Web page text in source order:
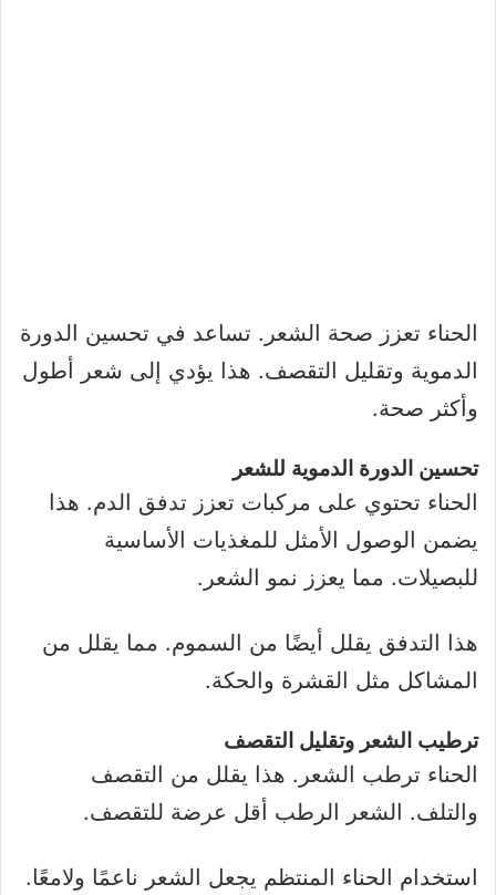
الحناء تعزز صحة الشعر. تساعد في تحسين الدورة
الدموية وتقليل التقصف. هذا يؤدي إلى شعر أطول
وأكثر صحة.
تحسين الدورة الدموية للشعر
الحناء تحتوي على مركبات تعزز تدفق الدم. هذا
يضمن الوصول الأمثل للمغذيات الأساسية
للبصيلات. مما يعزز نمو الشعر.
هذا التدفق يقلل أيضًا من السموم. مما يقلل من
المشاكل مثل القشرة والحكة.
ترطيب الشعر وتقليل التقصف
الحناء ترطب الشعر. هذا يقلل من التقصف
والتلف. الشعر الرطب أقل عرضة للتقصف.
استخدام الحناء المنتظم يجعل الشعر ناعمًا ولامعًا.